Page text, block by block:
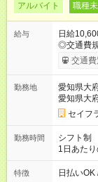
アルバイト 職種
給与
日給
◎交通費
翌5時は
ポートあり ＜月収例＞ 入社3か月：月収28万 入社1年：
します♪ ダブルワ
OK おしゃれも自
試用期間
交通費
勤務地
愛知県大
愛知県大
セイフ
勤務時間
シフト制
1日あた
っては多少時間は前
早く終わ
特徴 日払い